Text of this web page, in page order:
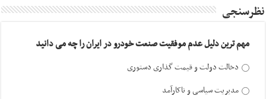
نظرسنجی
مهم ترین دلیل عدم موفقیت صنعت خودرو در ایران را چه می دانید
دخالت دولت و قیمت گذاری دستوری
مدیریت سیاسی و ناکارآمد